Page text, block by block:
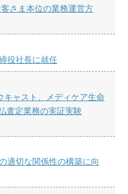
さま本位の業務運営方
役社長に就任
キャスト、メディケア生命
査定業務の実証実験
適切な関係性の構築に向